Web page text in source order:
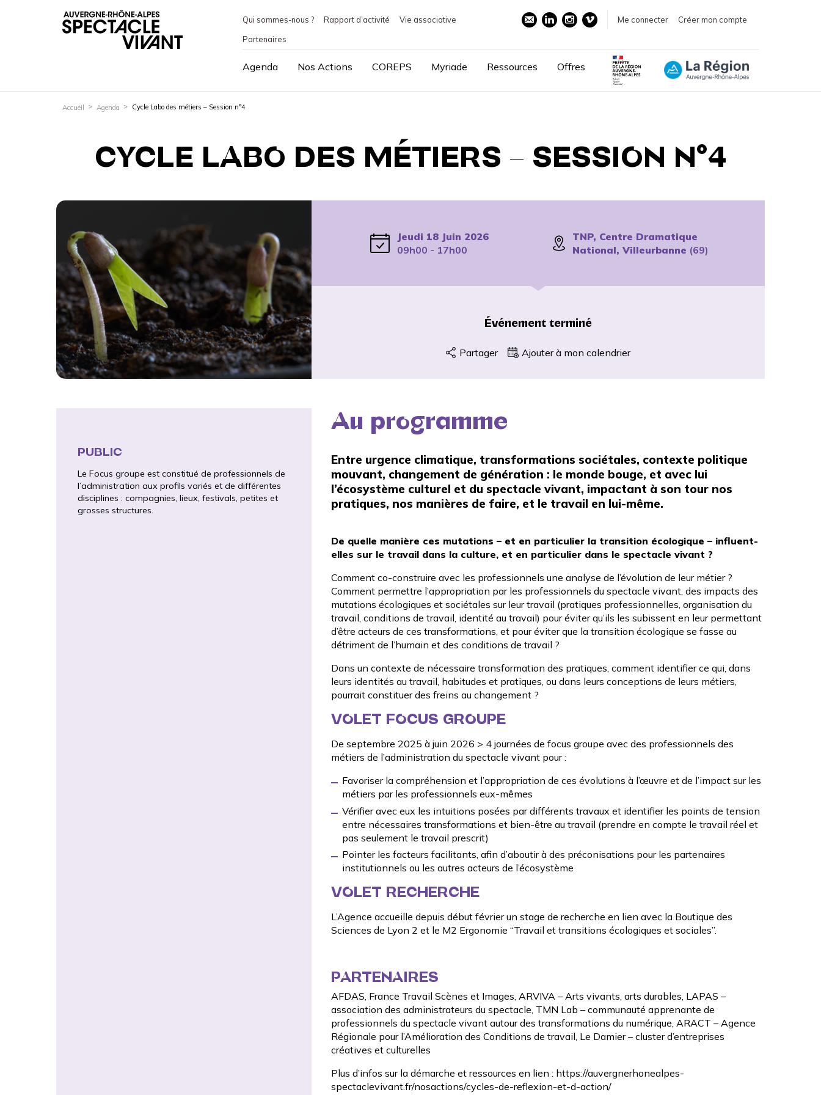
Qui sommes-nous ? Rapport d’activité
Vie associative
Partenaires
Me connecter Créer mon compte
Agenda Nos Actions COREPS Myriade Ressources Offres
Accueil Agenda Cycle Labo des métiers – Session n°4
CYCLE LABO DES MÉTIERS – SESSION N°4
Jeudi 18 Juin 2026
09h00 - 17h00
TNP, Centre Dramatique
National, Villeurbanne (69)
Événement terminé
Partager Ajouter à mon calendrier
PUBLIC
Le Focus groupe est constitué de professionnels de
l’administration aux profils variés et de différentes
disciplines : compagnies, lieux, festivals, petites et
grosses structures.
Au programme
Entre urgence climatique, transformations sociétales, contexte politique
mouvant, changement de génération : le monde bouge, et avec lui
l’écosystème culturel et du spectacle vivant, impactant à son tour nos
pratiques, nos manières de faire, et le travail en lui-même.
De quelle manière ces mutations – et en particulier la transition écologique – influent-
elles sur le travail dans la culture, et en particulier dans le spectacle vivant ?
Comment co-construire avec les professionnels une analyse de l’évolution de leur métier ?
Comment permettre l’appropriation par les professionnels du spectacle vivant, des impacts des
mutations écologiques et sociétales sur leur travail (pratiques professionnelles, organisation du
travail, conditions de travail, identité au travail) pour éviter qu’ils les subissent en leur permettant
d’être acteurs de ces transformations, et pour éviter que la transition écologique se fasse au
détriment de l’humain et des conditions de travail ?
Dans un contexte de nécessaire transformation des pratiques, comment identifier ce qui, dans
leurs identités au travail, habitudes et pratiques, ou dans leurs conceptions de leurs métiers,
pourrait constituer des freins au changement ?
VOLET FOCUS GROUPE
De septembre 2025 à juin 2026 > 4 journées de focus groupe avec des professionnels des
métiers de l’administration du spectacle vivant pour :
Favoriser la compréhension et l’appropriation de ces évolutions à l’œuvre et de l’impact sur les
métiers par les professionnels eux-mêmes
Vérifier avec eux les intuitions posées par différents travaux et identifier les points de tension
entre nécessaires transformations et bien-être au travail (prendre en compte le travail réel et
pas seulement le travail prescrit)
Pointer les facteurs facilitants, afin d’aboutir à des préconisations pour les partenaires
institutionnels ou les autres acteurs de l’écosystème
VOLET RECHERCHE
L’Agence accueille depuis début février un stage de recherche en lien avec la Boutique des
Sciences de Lyon 2 et le M2 Ergonomie “Travail et transitions écologiques et sociales”.
PARTENAIRES
AFDAS, France Travail Scènes et Images, ARVIVA – Arts vivants, arts durables, LAPAS –
association des administrateurs du spectacle, TMN Lab – communauté apprenante de
professionnels du spectacle vivant autour des transformations du numérique, ARACT – Agence
Régionale pour l’Amélioration des Conditions de travail, Le Damier – cluster d’entreprises
créatives et culturelles
Plus d’infos sur la démarche et ressources en lien : https://auvergnerhonealpes-
spectaclevivant.fr/nosactions/cycles-de-reflexion-et-d-action/